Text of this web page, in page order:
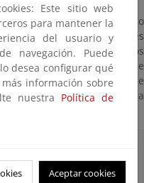
activas mayores o
las estaciones
puntos de vertido activos
sido dados de baja) de
“Cuestionario 2015” que
91/271/CEE a fecha
Este sitio web
para mantener la
del usuario y
navegación. Puede
desea configurar qué
información sobre
nuestra Política de
Aceptar cookies